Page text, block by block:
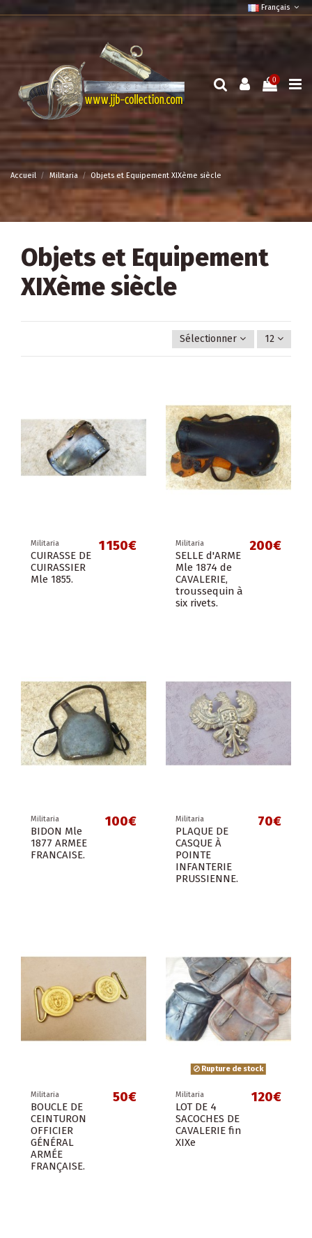
Français
0
Accueil Militaria Objets et Equipement XIXème siècle
Objets et Equipement
XIXème siècle
Sélectionner 12
Militaria
CUIRASSE DE
CUIRASSIER
Mle 1855.
1 150€ Militaria
SELLE d'ARME
Mle 1874 de
CAVALERIE,
troussequin à
six rivets.
200€
Militaria
BIDON Mle
1877 ARMEE
FRANCAISE.
100€ Militaria
PLAQUE DE
CASQUE À
POINTE
INFANTERIE
PRUSSIENNE.
70€
Militaria
BOUCLE DE
CEINTURON
OFFICIER
GÉNÉRAL
ARMÉE
FRANÇAISE.
50€
Rupture de stock
Militaria
LOT DE 4
SACOCHES DE
CAVALERIE fin
XIXe
120€